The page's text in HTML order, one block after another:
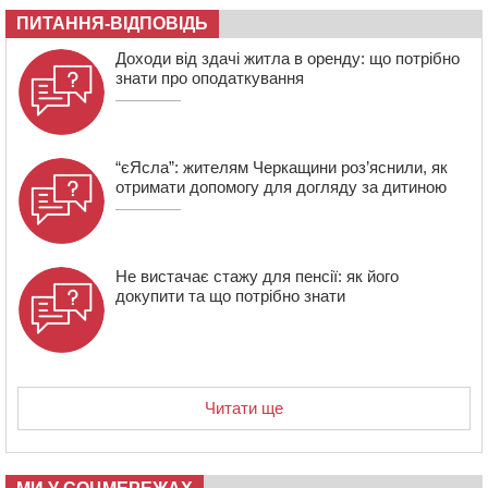
Мокрокалигірського психоневрологічного інтернату
07:23 Уманські міграційники видворили з країни грузина,
який відсидів термін у колонії
ПИТАННЯ-ВІДПОВІДЬ
Доходи від здачі житла в оренду: що потрібно
знати про оподаткування
“єЯсла”: жителям Черкащини роз’яснили, як
отримати допомогу для догляду за дитиною
Не вистачає стажу для пенсії: як його
докупити та що потрібно знати
Читати ще